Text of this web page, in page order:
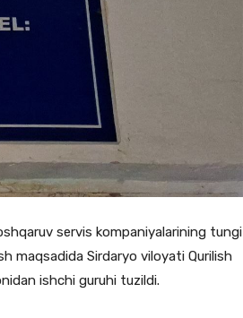
servis kompaniyalarining tungi
maqsadida Sirdaryo viloyati Qurilish
ishchi guruhi tuzildi.